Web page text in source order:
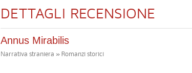
DETTAGLI RECENSIONE
Annus Mirabilis
Narrativa straniera » Romanzi storici